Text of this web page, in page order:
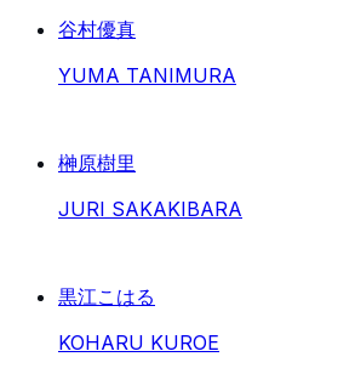
谷村優真
YUMA TANIMURA
榊原樹里
JURI SAKAKIBARA
黒江こはる
KOHARU KUROE